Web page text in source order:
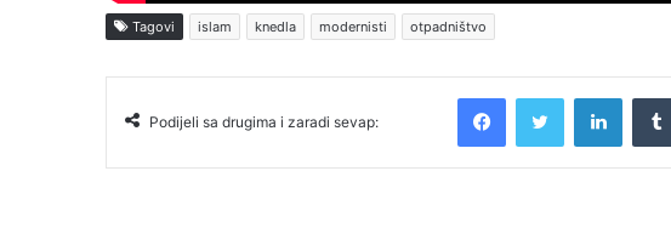
Tagovi islam knedla modernisti otpadništvo
Podijeli sa drugima i zaradi sevap: